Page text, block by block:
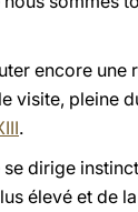
encore
visite, pleine
.
dirige
élevé et de